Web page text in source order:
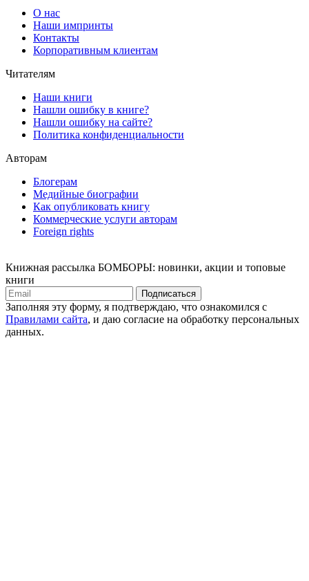
О нас
Наши импринты
Контакты
Корпоративным клиентам
Читателям
Наши книги
Нашли ошибку в книге?
Нашли ошибку на сайте?
Политика конфиденциальности
Авторам
Блогерам
Медийные биографии
Как опубликовать книгу
Коммерческие услуги авторам
Foreign rights
Книжная рассылка БОМБОРЫ: новинки, акции и топовые
книги
Подписаться
Заполняя эту форму, я подтверждаю, что ознакомился с
Правилами сайта, и даю согласие на обработку персональных
данных.